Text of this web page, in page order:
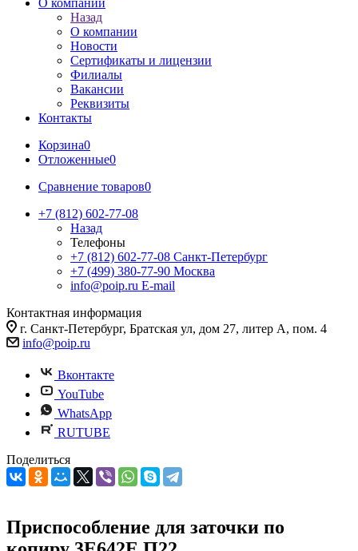
О компании
Назад
О компании
Новости
Сертификаты и лицензии
Филиалы
Вакансии
Реквизиты
Контакты
Корзина0
Отложенные0
Сравнение товаров0
+7 (812) 602-77-08
Назад
Телефоны
+7 (812) 602-77-08 Санкт-Петербург
+7 (499) 380-77-90 Москва
info@poip.ru E-mail
Контактная информация
г. Санкт-Петербург, Братская ул, дом 27, литер А, пом. 4
info@poip.ru
Вконтакте
YouTube
WhatsApp
RUTUBE
Поделиться
Приспособление для заточки по